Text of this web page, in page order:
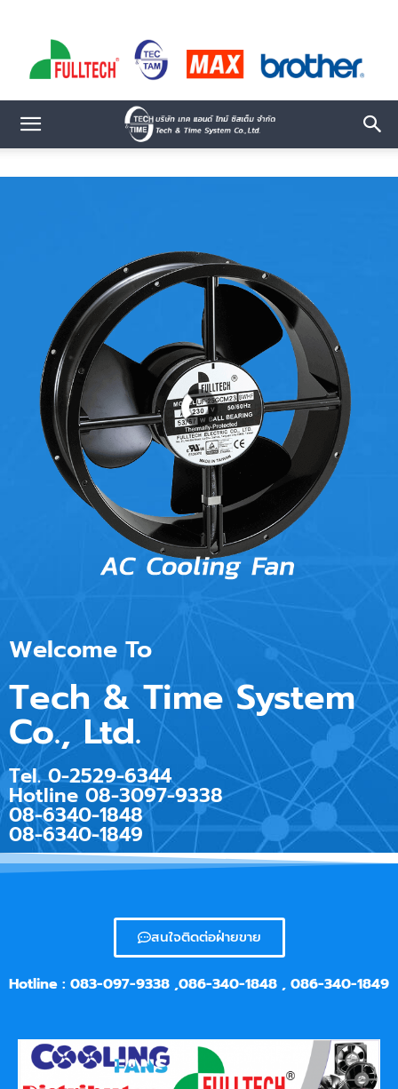
Welcome To
Tech & Time System
Co., Ltd.
Tel. 0-2529-6344
Hotline 08-3097-9338
08-6340-1848
08-6340-1849
สนใจติดต่อฝ่ายขาย
Hotline : 083-097-9338 ,086-340-1848 , 086-340-1849